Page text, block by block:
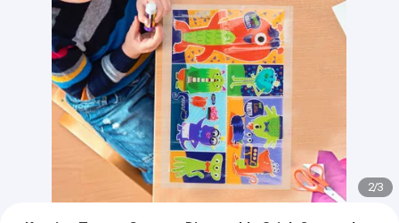
2/3